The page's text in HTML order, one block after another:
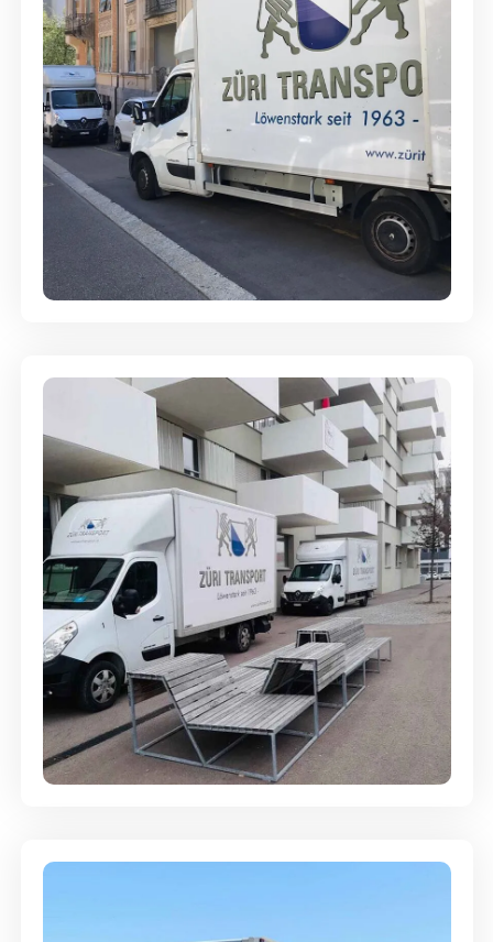
Full-Service - Für Privatumzüge
Umzugsreinigung - mit
Abgabegarantie